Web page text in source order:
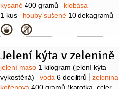
kysané 400 gramů
klobása
1 kus
houby sušené 10 dekagramů
(nebo mražené)
1 lžíce
jalovec bobkový list
pepř
Kategorie
Jelení kýta v zelenině
Suroviny
jelení maso 1 kilogram (jelení kýta
vykostěná)
voda 6 decilitrů
zelenina
kořenová 400 gramů (karotka, celer,